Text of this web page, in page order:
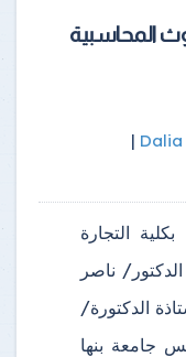
المحاسبية
|
التجارة
ناصر
الدكتورة/
جامعة بنها